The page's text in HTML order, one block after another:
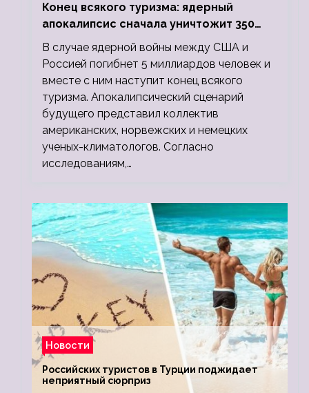
Конец всякого туризма: ядерный
апокалипсис сначала уничтожит 350
миллионов, а потом 5 миллиардов
людей
В случае ядерной войны между США и
Россией погибнет 5 миллиардов человек и
вместе с ним наступит конец всякого
туризма. Апокалипсический сценарий
будущего представил коллектив
американских, норвежских и немецких
ученых-климатологов. Согласно
исследованиям,…
Новости
Российских туристов в Турции поджидает
неприятный сюрприз